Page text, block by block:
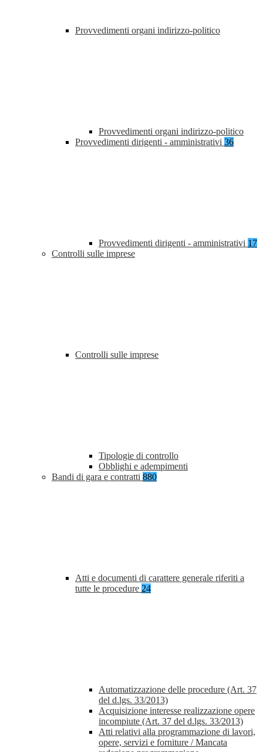
Provvedimenti organi indirizzo-politico
Provvedimenti organi indirizzo-politico
Provvedimenti dirigenti - amministrativi 36
Provvedimenti dirigenti - amministrativi 17
Controlli sulle imprese
Controlli sulle imprese
Tipologie di controllo
Obblighi e adempimenti
Bandi di gara e contratti 880
Atti e documenti di carattere generale riferiti a
tutte le procedure 24
Automatizzazione delle procedure (Art. 37
del d.lgs. 33/2013)
Acquisizione interesse realizzazione opere
incompiute (Art. 37 del d.lgs. 33/2013)
Atti relativi alla programmazione di lavori,
opere, servizi e forniture / Mancata